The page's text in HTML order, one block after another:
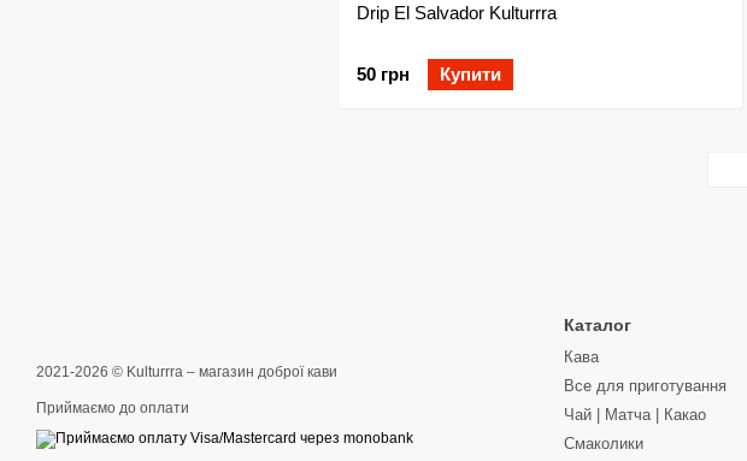
Drip El Salvador Kulturrra
50 грн Купити
2021-2026 © Kulturrra – магазин доброї кави
Приймаємо до оплати
Каталог
Кава
Все для приготування
Чай | Матча | Какао
Смаколики